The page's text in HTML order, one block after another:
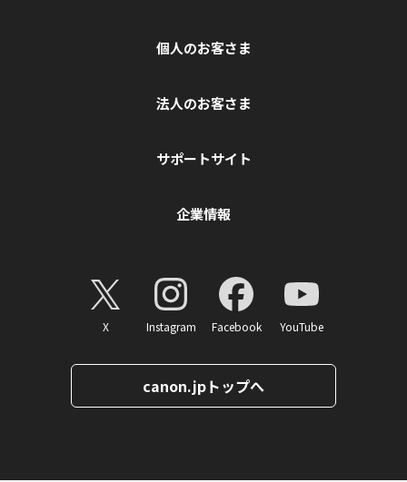
個人のお客さま
法人のお客さま
サポートサイト
企業情報
X Instagram Facebook YouTube
canon.jpトップへ